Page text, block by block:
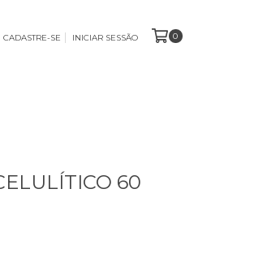
CADASTRE-SE INICIAR SESSÃO 0
60